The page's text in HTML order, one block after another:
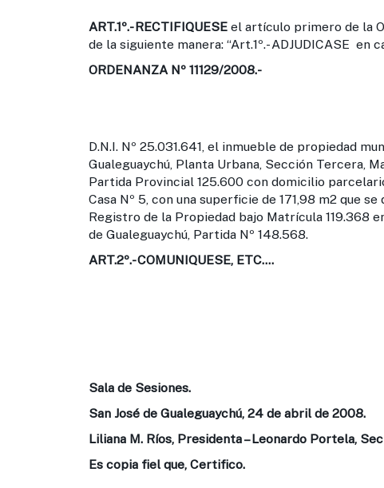
ART.1º.- RECTIFIQUESE el artículo primero de la
de la siguiente manera: “Art.1º.- ADJUDICASE
ORDENANZA Nº 11129/2008.-
D.N.I. Nº 25.031.641, el inmueble de propiedad
Gualeguaychú, Planta Urbana, Sección Tercera,
Partida Provincial 125.600 con domicilio
Casa Nº 5, con una superficie de 171,98 m2 que
Registro de la Propiedad bajo Matrícula 119.368
de Gualeguaychú, Partida Nº 148.568.
ART.2º.- COMUNIQUESE, ETC….
Sala de Sesiones.
San José de Gualeguaychú, 24 de abril de 2008.
Liliana M. Ríos, Presidenta – Leonardo Portela,
Es copia fiel que, Certifico.